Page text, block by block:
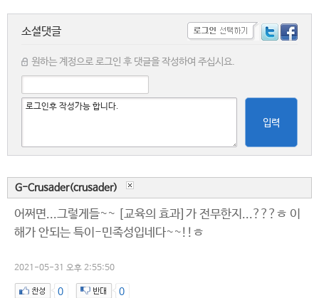
소셜댓글
원하는 계정으로 로그인 후 댓글을 작성하여 주십시요.
입력
G-Crusader(crusader)
어쩌면...그렇게들~~ [교육의 효과]가 전무한지...???ㅎ 이
해가 안되는 특이-민족성입네다~~!!ㅎ
2021-05-31 오후 2:55:50
0 0